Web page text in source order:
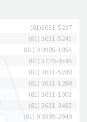
(81)3631-5237
(81) 3631-5241
(81) 9 9985-1855
(81) 3719-4545
(81) 3631-5248
(81) 3631-1288
(81) 3631-1003
(81) 3631-3485
(81) 9 9399-2949